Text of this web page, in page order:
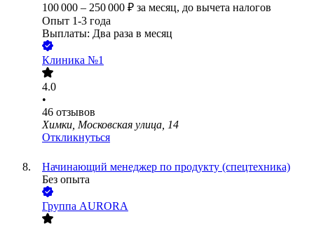
100 000 – 250 000 ₽ за месяц, до вычета налогов
Опыт 1-3 года
Выплаты: Два раза в месяц
Клиника №1
4.0
•
46 отзывов
Химки, Московская улица, 14
Откликнуться
Начинающий менеджер по продукту (спецтехника)
Без опыта
Группа AURORA